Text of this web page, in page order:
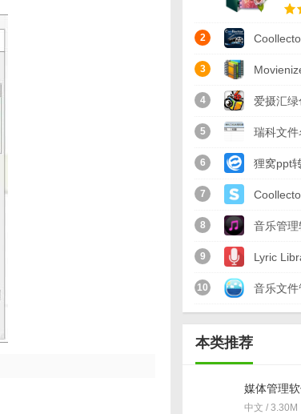
2
书)
3
收藏整
最新版
4 爱摄汇
备份应用
5 瑞科文
版(文件
v1.0 绿
6 狸窝ppt
转换工具
方最新版
7
件)
8 音乐管
Music
中文免费
9 Lyric
管理软件
10 音乐文
本类推荐
媒体管理
绿色最新版
中文 / 3.30M